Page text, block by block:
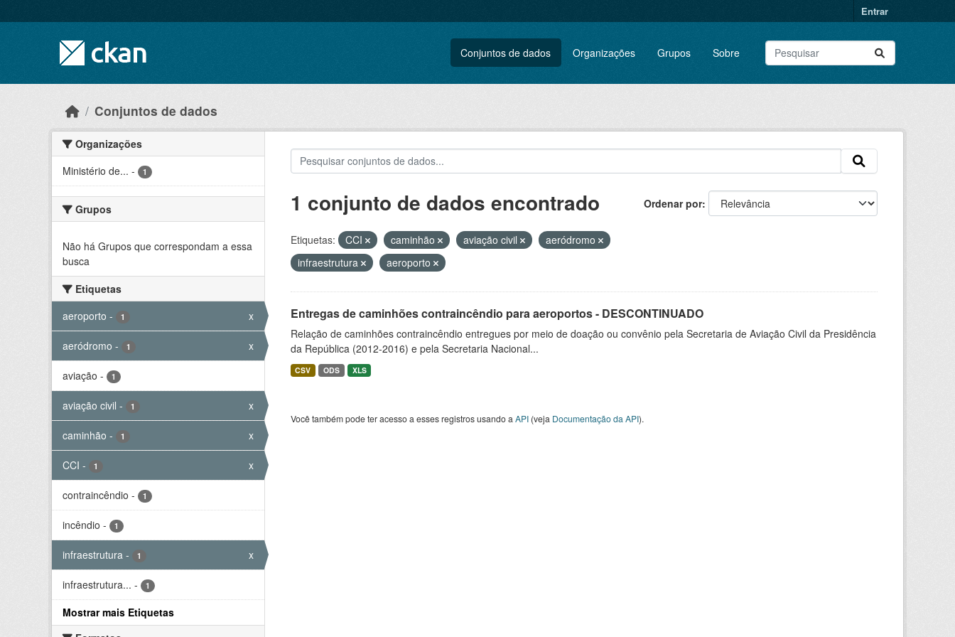
Entrar
Conjuntos de dados Organizações Grupos Sobre
Conjuntos de dados
Organizações
Ministério de... - 1
Grupos
Não há Grupos que correspondam a essa
busca
Etiquetas
aeroporto - 1 x
aeródromo - 1 x
aviação - 1
aviação civil - 1 x
caminhão - 1 x
CCI - 1 x
contraincêndio - 1
incêndio - 1
infraestrutura - 1 x
infraestrutura... - 1
Mostrar mais Etiquetas
Ordenar por
1 conjunto de dados encontrado
Etiquetas: CCI caminhão aviação civil
aeródromo
infraestrutura
aeroporto
Entregas de caminhões contraincêndio para aeroportos - DESCONTINUADO
Relação de caminhões contraincêndio entregues por meio de doação ou convênio pela Secretaria de Aviação Civil da Presidência
da República (2012-2016) e pela Secretaria Nacional...
CSV ODS XLS
Você também pode ter acesso a esses registros usando a API(veja Documentação da API).